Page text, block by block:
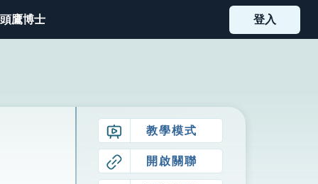
鷹博士 登入
教學模式
開啟關聯